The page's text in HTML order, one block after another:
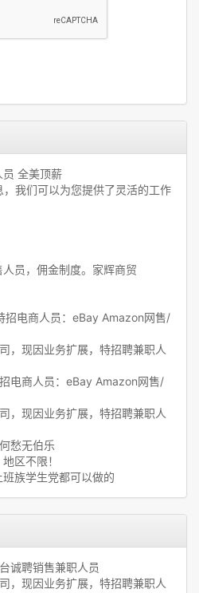
全美顶薪
我们可以为您提供了灵活的工作
员，佣金制度。家辉商贸
招电商人员：eBay Amazon网售/
，现因业务扩展，特招聘兼职人
电商人员：eBay Amazon网售/
，现因业务扩展，特招聘兼职人
愁无伯乐
区不限！
族学生党都可以做的
诚聘销售兼职人员
，现因业务扩展，特招聘兼职人